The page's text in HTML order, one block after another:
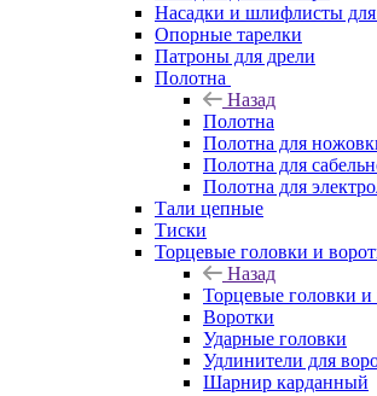
Насадки и шлифлисты для
Опорные тарелки
Патроны для дрели
Полотна
Назад
Полотна
Полотна для
Полотна для
Полотна для
Тали цепные
Тиски
Торцевые головки и
Назад
Торцевые головки и
Воротки
Ударные головки
Удлинители для
Шарнир карданный